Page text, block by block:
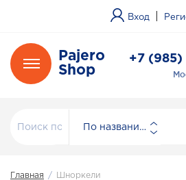
Вход
Pajero
Shop
+7 (985)
По названию
Главная / Шноркели